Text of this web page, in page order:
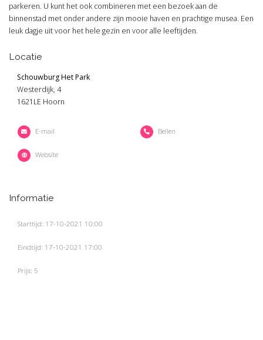
parkeren. U kunt het ook combineren met een bezoek aan de
binnenstad met onder andere zijn mooie haven en prachtige musea. Een
leuk dagje uit voor het hele gezin en voor alle leeftijden.
Locatie
Schouwburg Het Park
Westerdijk, 4
1621LE Hoorn
E-mail Bellen
Website
Informatie
Starttijd: 17-10-2021 10:00
Eindtijd: 17-10-2021 17:00
Prijs: 5